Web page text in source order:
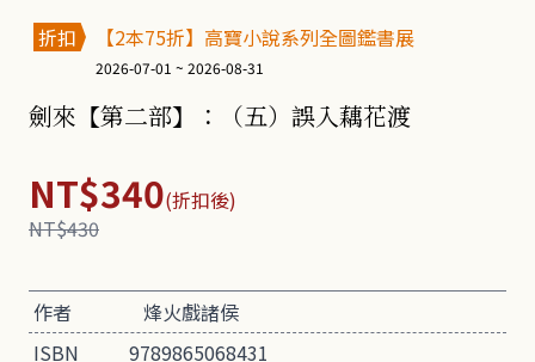
折扣 【2本75折】高寶小說系列全圖鑑書展
2026-07-01 ~ 2026-08-31
劍來【第二部】：（五）誤入藕花渡
NT$340(折扣後)
NT$430
作者
烽火戲諸侯
ISBN
9789865068431